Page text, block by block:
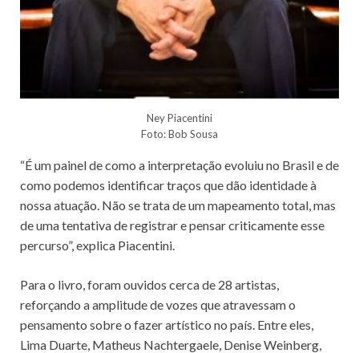
Ney Piacentini
Foto: Bob Sousa
“É um painel de como a interpretação evoluiu no Brasil e de
como podemos identificar traços que dão identidade à
nossa atuação. Não se trata de um mapeamento total, mas
de uma tentativa de registrar e pensar criticamente esse
percurso”, explica Piacentini.
Para o livro, foram ouvidos cerca de 28 artistas,
reforçando a amplitude de vozes que atravessam o
pensamento sobre o fazer artístico no país. Entre eles,
Lima Duarte, Matheus Nachtergaele, Denise Weinberg,